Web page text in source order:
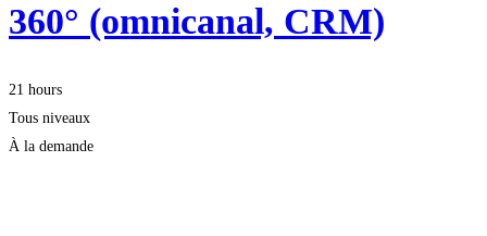
360° (omnicanal, CRM)
21 hours
Tous niveaux
À la demande